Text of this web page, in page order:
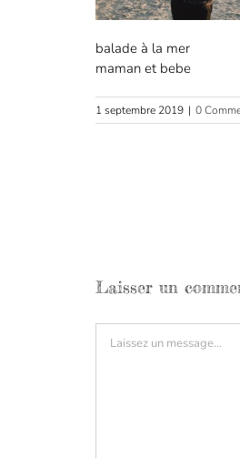
balade à la mer
maman et bebe
1 septembre 2019 | 0
Laisser un